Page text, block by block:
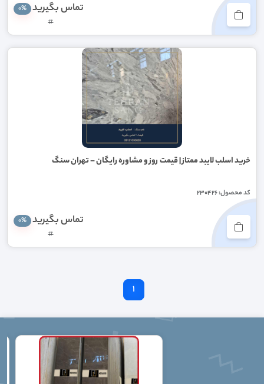
تماس بگيريد 0%
#
خرید اسلب لایبد ممتاز | قیمت روز و مشاوره رایگان – تهران سنگ
کد محصول: 230426
تماس بگيريد 0%
#
1